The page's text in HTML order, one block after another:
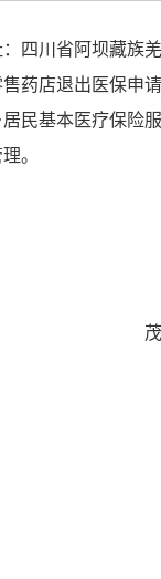
四川省阿坝藏族
药店退出医保申
民基本医疗保险
。